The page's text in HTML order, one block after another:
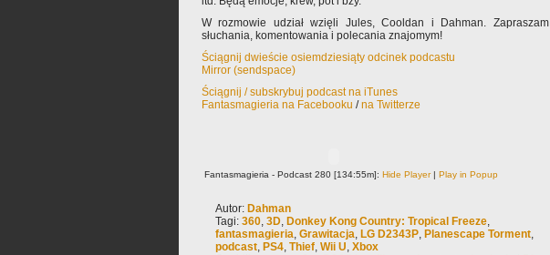
W rozmowie udział wzięli Jules, Cooldan i Dahman.
słuchania, komentowania i polecania znajomym!
Ściągnij dwieście osiemdziesiąty odcinek podcastu
Mirror (sendspace)
Ściągnij / subskrybuj podcast na iTunes
Fantasmagieria na Facebooku /na Twitterze
Fantasmagieria - Podcast 280 [134:55m]: Hide Player| Play in Popup
Autor: Dahman
Tagi: 360, 3D, Donkey Kong Country: Tropical Freeze,
fantasmagieria, Grawitacja, LG D2343P, Planescape Torment,
podcast, PS4, Thief, Wii U, Xbox